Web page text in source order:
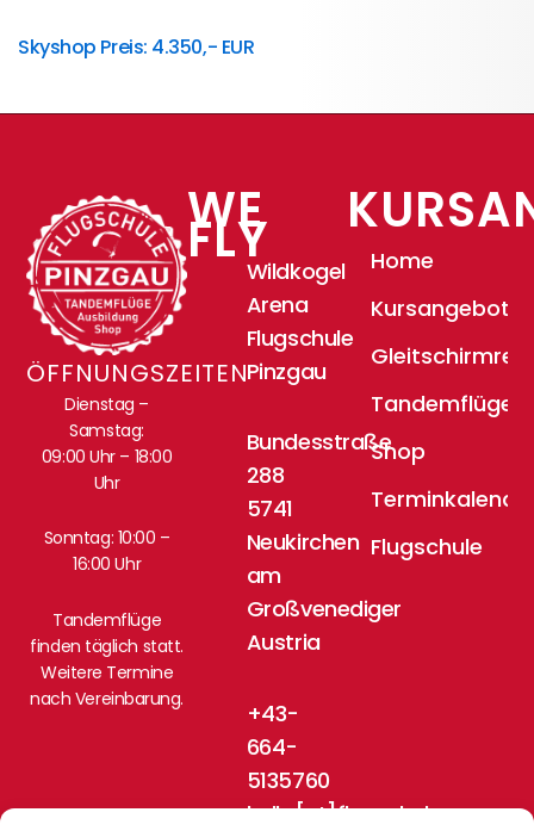
Skyshop Preis: 4.350,- EUR
ÖFFNUNGSZEITEN
Dienstag –
Samstag:
09:00 Uhr – 18:00
Uhr
Sonntag: 10:00 –
16:00 Uhr
Tandemflüge
finden täglich statt.
Weitere Termine
nach Vereinbarung.
WE
FLYWildkogel
Arena
Flugschule
Pinzgau
Bundesstraße
288
5741
Neukirchen
am
Großvenediger
Austria
+43-
664-
5135760
hello[at]flugschule-
Home
Kursangebote
Tandemflüge
Shop
Flugschule